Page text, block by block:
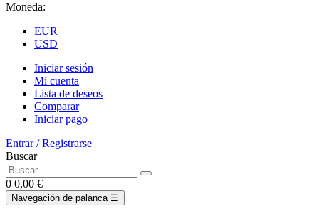
Moneda:
EUR
USD
Iniciar sesión
Mi cuenta
Lista de deseos
Comparar
Iniciar pago
Entrar / Registrarse
Buscar
0 0,00 €
Navegación de palanca ☰